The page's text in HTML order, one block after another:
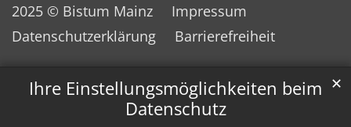
Ihre Einstellungsmöglichkeiten beim
Datenschutz
✕
2025 © Bistum Mainz
Impressum
Datenschutzerklärung
Barrierefreiheit